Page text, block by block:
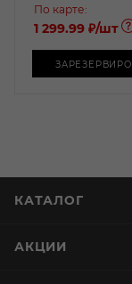
По карте:
1 299.99 ₽/шт
КАТАЛОГ
АКЦИИ